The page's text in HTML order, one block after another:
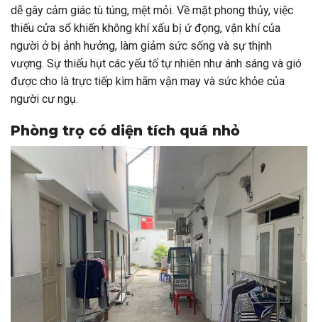
dễ gây cảm giác tù túng, mệt mỏi. Về mặt phong thủy, việc
thiếu cửa sổ khiến không khí xấu bị ứ đọng, vận khí của
người ở bị ảnh hưởng, làm giảm sức sống và sự thịnh
vượng. Sự thiếu hụt các yếu tố tự nhiên như ánh sáng và gió
được cho là trực tiếp kìm hãm vận may và sức khỏe của
người cư ngụ.
Phòng trọ có diện tích quá nhỏ